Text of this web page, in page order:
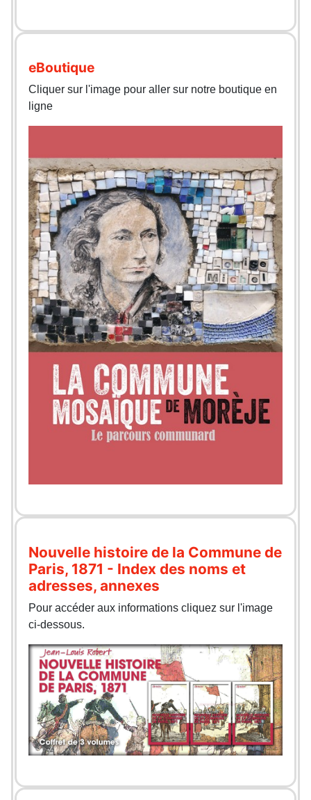
eBoutique
Cliquer sur l'image pour aller sur notre boutique en
ligne
Nouvelle histoire de la Commune de
Paris, 1871 - Index des noms et
adresses, annexes
Pour accéder aux informations cliquez sur l'image
ci-dessous.